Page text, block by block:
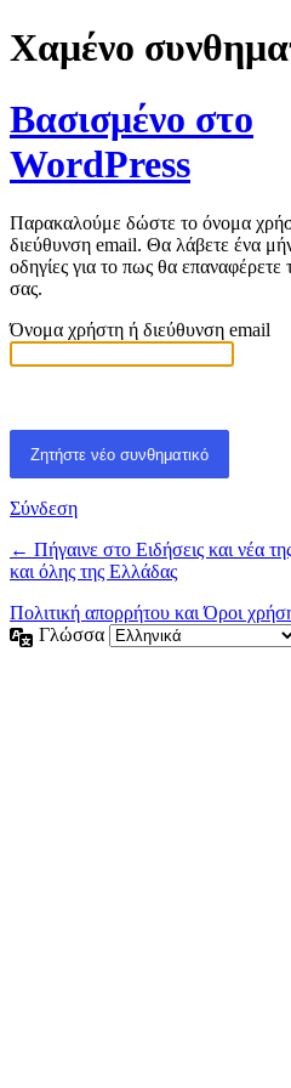
Χαμένο
Βασισμένο στο
WordPress
Παρακαλούμε δώστε το όνομα
διεύθυνση email. Θα λάβετε ένα
οδηγίες για το πως θα επαναφέρετε
σας.
Όνομα χρήστη ή διεύθυνση email
Σύνδεση
← Πήγαινε στο Ειδήσεις και νέα
και όλης της Ελλάδας
Πολιτική απορρήτου και Όροι
Γλώσσα